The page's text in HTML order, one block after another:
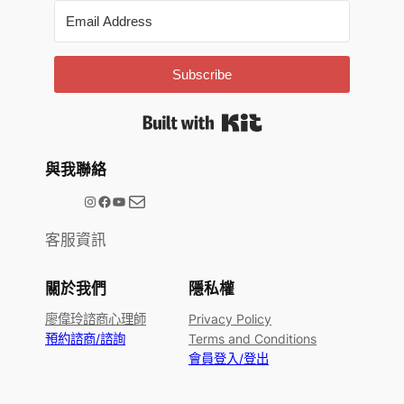
Subscribe
與我聯絡
@meetype.tw Facebook YouTube 電子郵件
客服資訊
關於我們
廖偉玲諮商心理師
預約諮商/諮詢
隱私權
Privacy Policy
Terms and Conditions
會員登入/登出